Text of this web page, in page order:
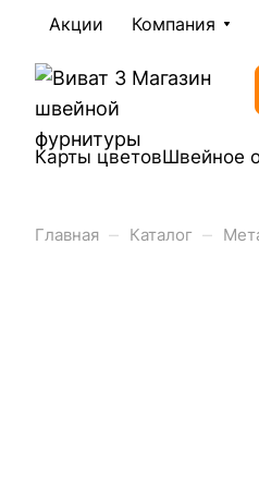
Акции Компания
Карты цветовШвейное
Главная – Каталог –